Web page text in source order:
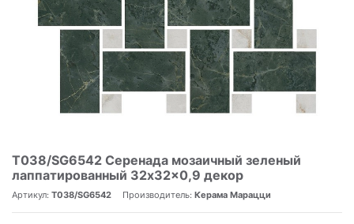
T038/SG6542 Серенада мозаичный зеленый
лаппатированный 32x32x0,9 декор
Артикул: T038/SG6542 Производитель: Керама Марацци